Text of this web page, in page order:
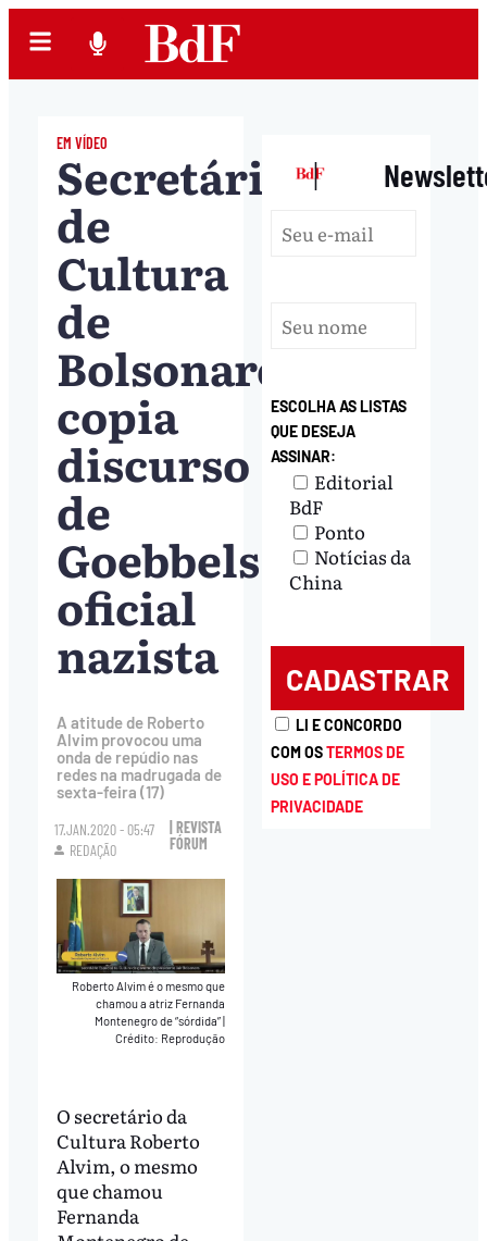
EM VÍDEO
Secretário
de
Cultura
de
Bolsonaro
copia
discurso
de
Goebbels,
oficial
nazista
A atitude de Roberto
Alvim provocou uma
onda de repúdio nas
redes na madrugada de
sexta-feira (17)
17.JAN.2020 - 05:47
REDAÇÃO
| REVISTA
FÓRUM
Roberto Alvim é o mesmo que
chamou a atriz Fernanda
Montenegro de “sórdida”
Crédito: Reprodução
O secretário da
Cultura Roberto
Alvim, o mesmo
que chamou
Fernanda
|
ESCOLHA AS LISTAS
QUE DESEJA
ASSINAR:
Editorial
BdF
Ponto
Notícias da
China
LI E CONCORDO
COM OSTERMOS DE
USO E POLÍTICA DE
PRIVACIDADE